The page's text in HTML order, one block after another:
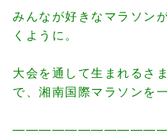
みんなが好きなマラソン
くように。
大会を通して生まれるさ
で、湘南国際マラソンを